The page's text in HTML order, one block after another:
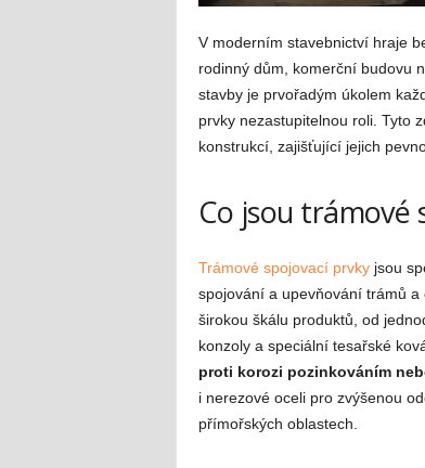
V moderním stavebnictví hraje
rodinný dům, komerční budovu
stavby je prvořadým úkolem
prvky nezastupitelnou roli. Tyto
konstrukcí, zajišťující jejich
Co jsou trámové
Trámové spojovací prvkyjsou
spojování a upevňování trámů
širokou škálu produktů, od
konzoly a speciální tesařské
proti korozi pozinkováním
i nerezové oceli pro zvýšenou
přímořských oblastech.